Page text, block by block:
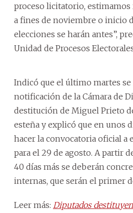
proceso licitatorio, estimamos
a fines de noviembre o inicio
elecciones se harán antes”,
Unidad de Procesos
Indicó que el último martes
notificación de la Cámara de
destitución de Miguel Prieto
esteña y explicó que en unos
hacer la convocatoria oficial a
para el 29 de agosto. A partir
40 días más se deberán
internas, que serán el primer
Leer más: Diputados